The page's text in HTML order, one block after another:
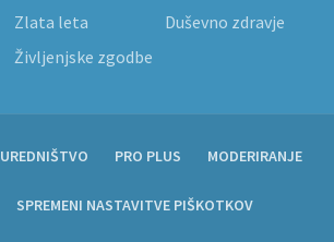
Zlata leta
Duševno zdravje
Življenjske zgodbe
UREDNIŠTVO PRO PLUS MODERIRANJE
SPREMENI NASTAVITVE PIŠKOTKOV